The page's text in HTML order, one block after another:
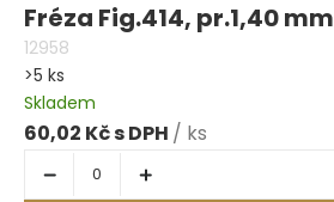
Fréza Fig.414, pr.1,40 mm
12958
>5 ks
Skladem
60,02 Kč / ks